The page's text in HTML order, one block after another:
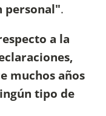
personal".
a la
muchos años
tipo de